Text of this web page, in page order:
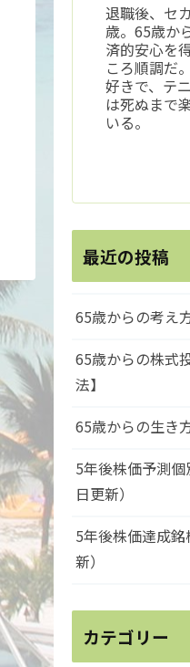
退職後、セ
歳。65歳か
済的安心を
ころ順調だ
好きで、テ
は死ぬまで
いる。
最近の投稿
65歳からの考え
65歳からの株式
法】
65歳からの生き
5年後株価予測
日更新）
5年後株価達成
新）
カテゴリー